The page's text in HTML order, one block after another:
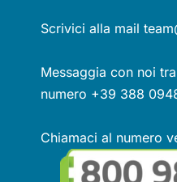
Scrivici alla mail
Messaggia con noi
numero +39 388
Chiamaci al numero